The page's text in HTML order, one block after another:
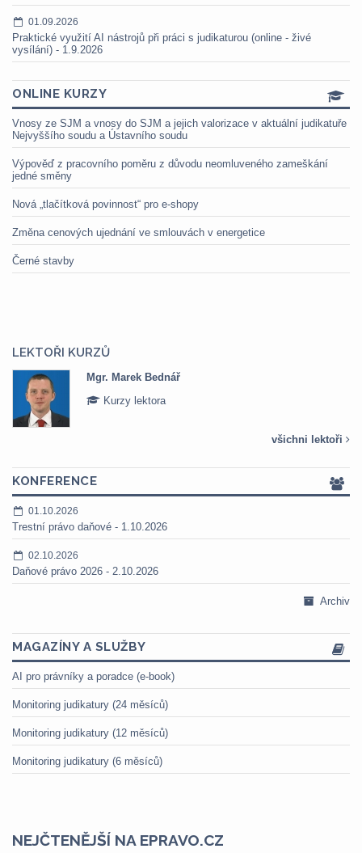
01.09.2026
Praktické využití AI nástrojů při práci s judikaturou (online - živé
vysílání) - 1.9.2026
ONLINE KURZY
Vnosy ze SJM a vnosy do SJM a jejich valorizace v aktuální judikatuře
Nejvyššího soudu a Ústavního soudu
Výpověď z pracovního poměru z důvodu neomluveného zameškání
jedné směny
Nová „tlačítková povinnost“ pro e-shopy
Změna cenových ujednání ve smlouvách v energetice
Černé stavby
LEKTOŘI KURZŮ
Mgr. Marek Bednář
Kurzy lektora
všichni lektoři
KONFERENCE
01.10.2026
Trestní právo daňové - 1.10.2026
02.10.2026
Daňové právo 2026 - 2.10.2026
Archiv
MAGAZÍNY A SLUŽBY
AI pro právníky a poradce (e-book)
Monitoring judikatury (24 měsíců)
Monitoring judikatury (12 měsíců)
Monitoring judikatury (6 měsíců)
NEJČTENĚJŠÍ NA EPRAVO.CZ